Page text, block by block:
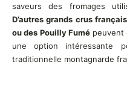
saveurs des fromages
D’autres grands crus
ou des Pouilly Fumé peuvent
une option intéressante
traditionnelle montagnarde